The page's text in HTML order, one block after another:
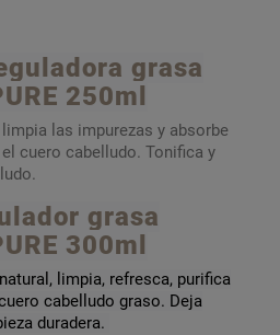
grasa
250ml
las impurezas y absorbe
cuero cabelludo​. Tonifica y
grasa
300ml
limpia, refresca, purifica
cabelludo graso. Deja
duradera.